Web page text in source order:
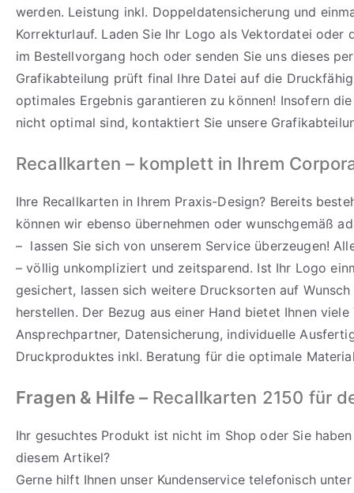
werden. Leistung inkl. Doppeldatensicherung und
Korrekturlauf. Laden Sie Ihr Logo als Vektordatei oder
im Bestellvorgang hoch oder senden Sie uns dieses
Grafikabteilung prüft final Ihre Datei auf die
optimales Ergebnis garantieren zu können! Insofern
nicht optimal sind, kontaktiert Sie unsere
Recallkarten – komplett in Ihrem
Ihre Recallkarten in Ihrem Praxis-Design? Bereits
können wir ebenso übernehmen oder wunschgemäß
– lassen Sie sich von unserem Service überzeugen!
– völlig unkompliziert und zeitsparend. Ist Ihr Logo
gesichert, lassen sich weitere Drucksorten auf
herstellen. Der Bezug aus einer Hand bietet Ihnen
Ansprechpartner, Datensicherung, individuelle
Druckproduktes inkl. Beratung für die optimale
Fragen & Hilfe – Recallkarten 2150 für
Ihr gesuchtes Produkt ist nicht im Shop oder Sie
diesem Artikel?
Gerne hilft Ihnen unser Kundenservice telefonisch